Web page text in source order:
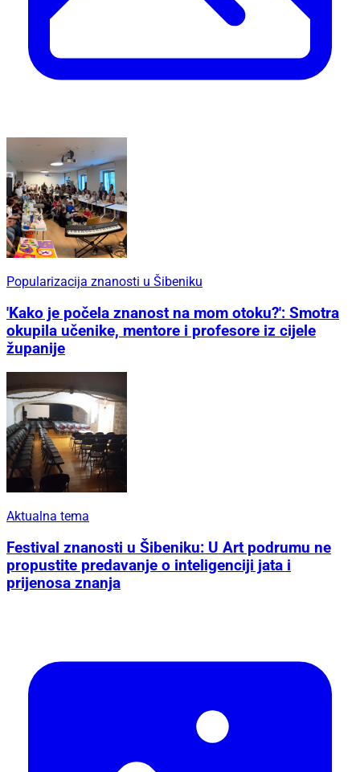
Popularizacija znanosti u Šibeniku
'Kako je počela znanost na mom otoku?': Smotra
okupila učenike, mentore i profesore iz cijele
županije
Aktualna tema
Festival znanosti u Šibeniku: U Art podrumu ne
propustite predavanje o inteligenciji jata i
prijenosa znanja